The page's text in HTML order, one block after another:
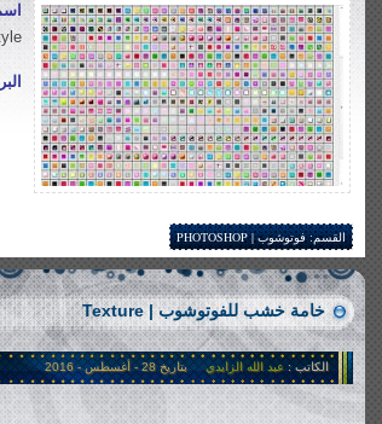
القسم:فوتوشوب | PHOTOSHOP
خامة خشب للفوتوشوب | Texture
الكاتب : عبد الله الزايدي بتاريخ 28 - أغسطس - 2016